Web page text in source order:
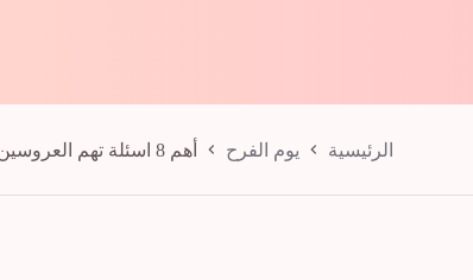
الرئيسية يوم الفرح أهم 8 اسئلة تهم العروسين عن تحضيرات يوم الفرح.